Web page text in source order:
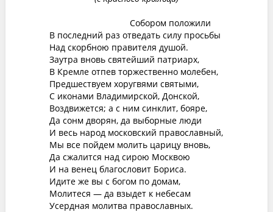
Собором положили
В последний раз отведать силу просьбы
Над скорбною правителя душой.
Заутра вновь святейший патриарх,
В Кремле отпев торжественно молебен,
Предшествуем хоругвями святыми,
С иконами Владимирской, Донской,
Воздвижется; а с ним синклит, бояре,
Да сонм дворян, да выборные люди
И весь народ московский православный,
Мы все пойдем молить царицу вновь,
Да сжалится над сирою Москвою
И на венец благословит Бориса.
Идите же вы с богом по домам,
Молитеся — да взыдет к небесам
Усердная молитва православных.